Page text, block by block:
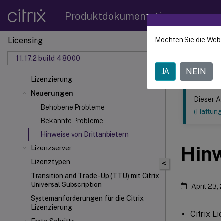
Produktdokumentation
Licensing
11.17.2 build 48000
Lizenzierung
Neuerungen
Behobene Probleme
Bekannte Probleme
Hinweise von Drittanbietern
Lizenzserver
Lizenztypen
Transition and Trade-Up (TTU) mit Citrix
Universal Subscription
Systemanforderungen für die Citrix
Lizenzierung
Dieser Inhalt
<
Dieser
April 23,
Citrix
Möchten Sie die
JA NEIN